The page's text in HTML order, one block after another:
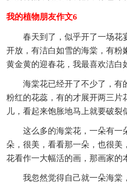
我的植物朋友作文6
春天到了，似乎开了一场花
开放，有洁白如雪的海棠，有粉
黄金黄的迎春花，我最喜欢洁白
海棠花已经开了不少了，有
粉红的花蕊，有的才展开两三片
儿，看起来饱胀地马上就要破裂
这么多的海棠花，一朵有一
朵，很美，看看那一朵，也很美
花看作一大幅活的画，那画家的
我忽然觉得自己就一朵海棠